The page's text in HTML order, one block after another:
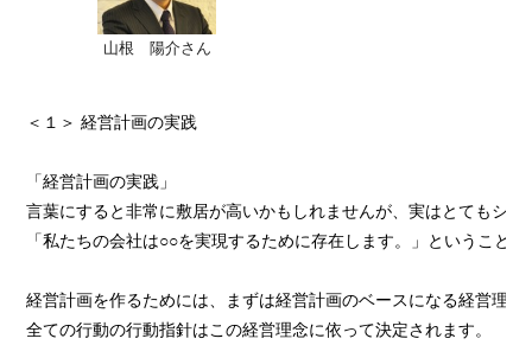
山根 陽介さん
＜１＞ 経営計画の実践
「経営計画の実践」
言葉にすると非常に敷居が高いかもしれませんが、実はとてもシン
「私たちの会社は○○を実現するために存在します。」ということ
経営計画を作るためには、まずは経営計画のベースになる経営理
全ての行動の行動指針はこの経営理念に依って決定されます。